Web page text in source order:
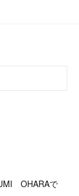
OHARAで